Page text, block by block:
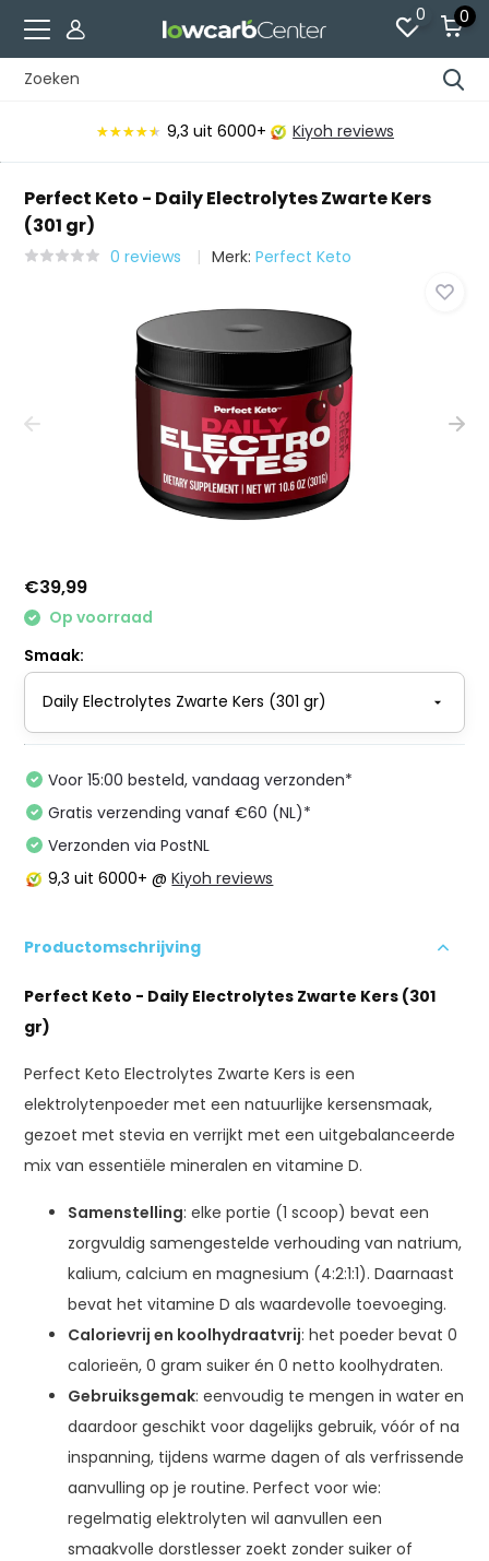
0 0
★★★★★
★★★★★ 9,3 uit 6000+ Kiyoh reviews
Perfect Keto - Daily Electrolytes Zwarte Kers
(301 gr)
0 reviews Merk:Perfect Keto
€39,99
Op voorraad
Smaak:
Voor 15:00 besteld, vandaag verzonden*
Gratis verzending vanaf €60 (NL)*
Verzonden via PostNL
9,3 uit 6000+ @Kiyoh reviews
Productomschrijving
Perfect Keto - Daily Electrolytes Zwarte Kers (301
gr)
Perfect Keto Electrolytes Zwarte Kers is een
elektrolytenpoeder met een natuurlijke kersensmaak,
gezoet met stevia en verrijkt met een uitgebalanceerde
mix van essentiële mineralen en vitamine D.
Samenstelling: elke portie (1 scoop) bevat een
zorgvuldig samengestelde verhouding van natrium,
kalium, calcium en magnesium (4:2:1:1). Daarnaast
bevat het vitamine D als waardevolle toevoeging.
Calorievrij en koolhydraatvrij: het poeder bevat 0
calorieën, 0 gram suiker én 0 netto koolhydraten.
Gebruiksgemak: eenvoudig te mengen in water en
daardoor geschikt voor dagelijks gebruik, vóór of na
inspanning, tijdens warme dagen of als verfrissende
aanvulling op je routine. Perfect voor wie:
regelmatig elektrolyten wil aanvullen een
smaakvolle dorstlesser zoekt zonder suiker of